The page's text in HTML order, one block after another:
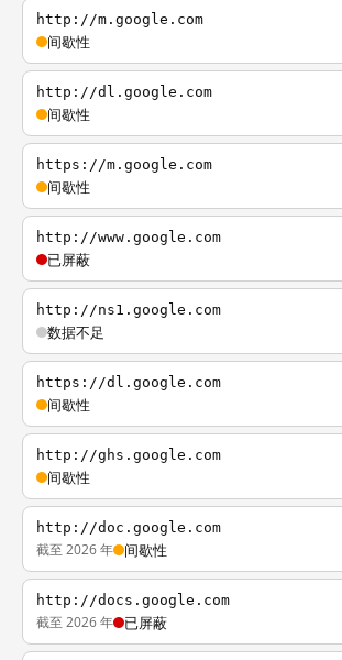
http://m.google.com
间歇性
http://dl.google.com
间歇性
https://m.google.com
间歇性
http://www.google.com
已屏蔽
http://ns1.google.com
数据不足
https://dl.google.com
间歇性
http://ghs.google.com
间歇性
http://doc.google.com
截至 2026 年 间歇性
http://docs.google.com
截至 2026 年 已屏蔽